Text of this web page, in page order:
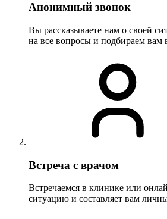
Анонимный звонок
Вы рассказываете нам о своей
на все вопросы и подбираем вам
Встреча с врачом
Встречаемся в клинике или
ситуацию и составляет вам